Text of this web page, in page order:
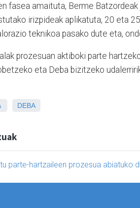
fasea amaituta, Berme
irizpideak aplikatuta, 20 eta
teknikoa pasako dute eta,
prozesuan aktiboki parte
eta Deba bizitzeko
DEBA
parte-hartzaileen prozesua abiatuko